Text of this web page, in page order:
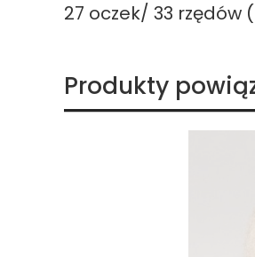
27 oczek/ 33
Produkty